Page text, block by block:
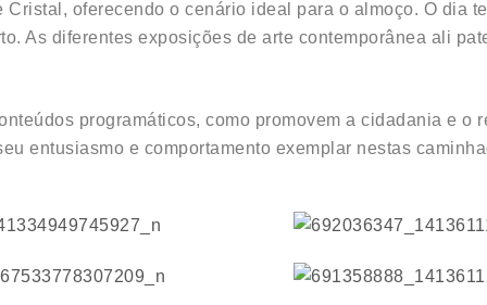
oferecendo o cenário ideal para o almoço. O dia
As diferentes exposições de arte contemporânea ali
programáticos, como promovem a cidadania e o
entusiasmo e comportamento exemplar nestas